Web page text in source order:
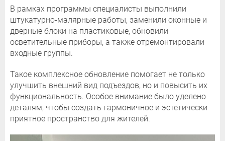
В рамках программы специалисты выполнили
штукатурно-малярные работы, заменили оконные и
дверные блоки на пластиковые, обновили
осветительные приборы, а также отремонтировали
входные группы.
Такое комплексное обновление помогает не только
улучшить внешний вид подъездов, но и повысить их
функциональность. Особое внимание было уделено
деталям, чтобы создать гармоничное и эстетически
приятное пространство для жителей.